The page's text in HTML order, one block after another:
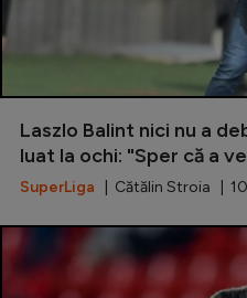
Laszlo Balint nici nu a
luat la ochi: "Sper că a
SuperLiga | Cătălin Stroia |